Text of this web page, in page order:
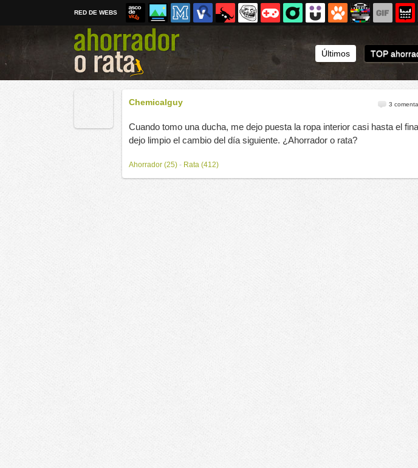
RED DE WEBS
Últimos TOP
Chemicalguy 3
Cuando tomo una ducha, me dejo puesta la ropa interior casi hasta el
dejo limpio el cambio del día siguiente. ¿Ahorrador o rata?
Ahorrador (25) - Rata (412)